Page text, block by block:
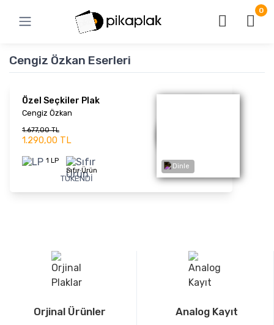
0
Cengiz Özkan Eserleri
Özel Seçkiler Plak
Cengiz Özkan
1.677,00 TL
1.290,00 TL
1 LP
Sıfır Ürün
TÜKENDİ
Orjinal Ürünler Analog Kayıt